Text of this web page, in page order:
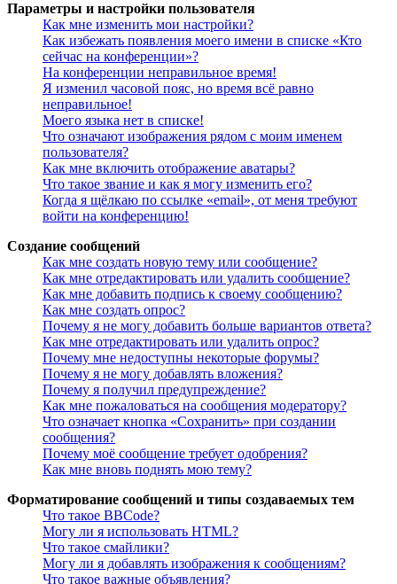
Параметры и настройки пользователя
Как мне изменить мои настройки?
Как избежать появления моего имени в списке «Кто
сейчас на конференции»?
На конференции неправильное время!
Я изменил часовой пояс, но время всё равно
неправильное!
Моего языка нет в списке!
Что означают изображения рядом с моим именем
пользователя?
Как мне включить отображение аватары?
Что такое звание и как я могу изменить его?
Когда я щёлкаю по ссылке «email», от меня требуют
войти на конференцию!
Создание сообщений
Как мне создать новую тему или сообщение?
Как мне отредактировать или удалить сообщение?
Как мне добавить подпись к своему сообщению?
Как мне создать опрос?
Почему я не могу добавить больше вариантов ответа?
Как мне отредактировать или удалить опрос?
Почему мне недоступны некоторые форумы?
Почему я не могу добавлять вложения?
Почему я получил предупреждение?
Как мне пожаловаться на сообщения модератору?
Что означает кнопка «Сохранить» при создании
сообщения?
Почему моё сообщение требует одобрения?
Как мне вновь поднять мою тему?
Форматирование сообщений и типы создаваемых тем
Что такое BBCode?
Могу ли я использовать HTML?
Что такое смайлики?
Могу ли я добавлять изображения к сообщениям?
Что такое важные объявления?